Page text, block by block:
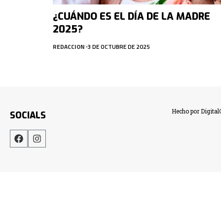
¿CUÁNDO ES EL DÍA DE LA MADRE
2025?
REDACCION 3 DE OCTUBRE DE 2025
SOCIALS Hecho por